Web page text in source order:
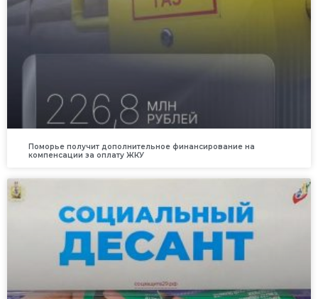
Поморье получит дополнительное финансирование на
компенсации за оплату ЖКУ